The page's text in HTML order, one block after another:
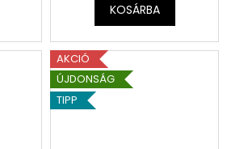
KOSÁRBA
AKCIÓ
ÚJDONSÁG
TIPP